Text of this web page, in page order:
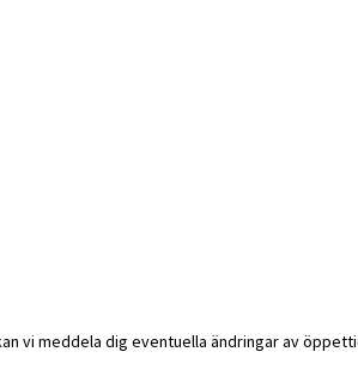
vi meddela dig eventuella ändringar av